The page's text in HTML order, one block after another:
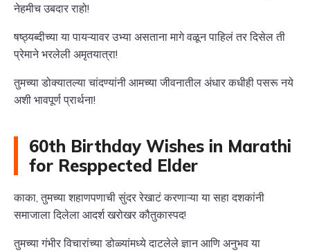
नेहमीच उबदार राहो!
षष्ठ्यब्दीच्या या पायऱ्यावर उभ्या असताना मागे वळून पाहिलं तर दिसेल ती
प्रेमाने भरलेली अमृतयात्रा!
तुमच्या डोक्यातल्या चांदण्यांनी आमच्या जीवनातील अंधार कधीही पसरू नये
अशी भावपूर्ण प्रार्थना!
60th Birthday Wishes in Marathi
for Resppected Elder
काका, तुमच्या शहाणपणाची सुंदर रेखाटं करणाऱ्या या सहा दशकांनी
समाजाला दिलेला आदर्श खरोखर कौतुकास्पद!
तुमच्या गंभीर विचारांच्या डोळ्यांमध्ये दाटलेले ज्ञान आणि अनुभव या